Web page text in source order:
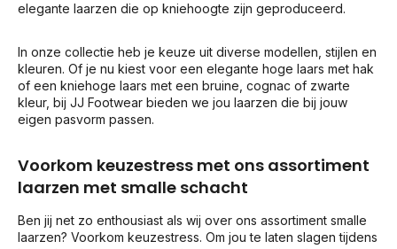
elegante laarzen die op kniehoogte zijn geproduceerd.
In onze collectie heb je keuze uit diverse modellen, stijlen en
kleuren. Of je nu kiest voor een elegante hoge laars met hak
of een kniehoge laars met een bruine, cognac of zwarte
kleur, bij JJ Footwear bieden we jou laarzen die bij jouw
eigen pasvorm passen.
Voorkom keuzestress met ons assortiment
laarzen met smalle schacht
Ben jij net zo enthousiast als wij over ons assortiment smalle
laarzen? Voorkom keuzestress. Om jou te laten slagen tijdens